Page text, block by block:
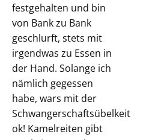
festgehalten und bin
von Bank zu Bank
geschlurft, stets mit
irgendwas zu Essen in
der Hand. Solange ich
nämlich gegessen
habe, wars mit der
Schwangerschaftsübelkeit
ok! Kamelreiten gibt